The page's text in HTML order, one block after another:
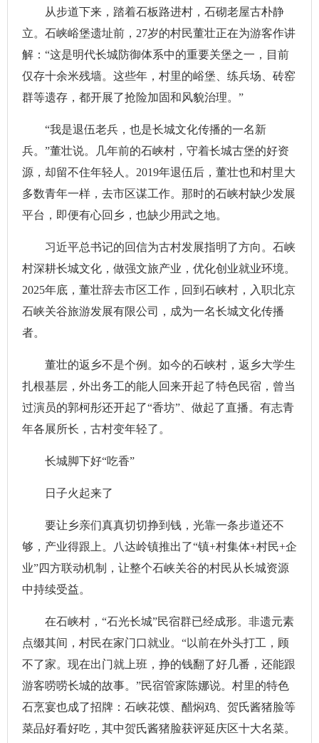
从步道下来，踏着石板路进村，石砌老屋古朴静
立。石峡峪堡遗址前，27岁的村民董壮正在为游客作讲
解：“这是明代长城防御体系中的重要关堡之一，目前
仅存十余米残墙。这些年，村里的峪堡、练兵场、砖窑
群等遗存，都开展了抢险加固和风貌治理。”
“我是退伍老兵，也是长城文化传播的一名新
兵。”董壮说。几年前的石峡村，守着长城古堡的好资
源，却留不住年轻人。2019年退伍后，董壮也和村里大
多数青年一样，去市区谋工作。那时的石峡村缺少发展
平台，即便有心回乡，也缺少用武之地。
习近平总书记的回信为古村发展指明了方向。石峡
村深耕长城文化，做强文旅产业，优化创业就业环境。
2025年底，董壮辞去市区工作，回到石峡村，入职北京
石峡关谷旅游发展有限公司，成为一名长城文化传播
者。
董壮的返乡不是个例。如今的石峡村，返乡大学生
扎根基层，外出务工的能人回来开起了特色民宿，曾当
过演员的郭柯彤还开起了“香坊”、做起了直播。有志青
年各展所长，古村变年轻了。
长城脚下好“吃香”
日子火起来了
要让乡亲们真真切切挣到钱，光靠一条步道还不
够，产业得跟上。八达岭镇推出了“镇+村集体+村民+企
业”四方联动机制，让整个石峡关谷的村民从长城资源
中持续受益。
在石峡村，“石光长城”民宿群已经成形。非遗元素
点缀其间，村民在家门口就业。“以前在外头打工，顾
不了家。现在出门就上班，挣的钱翻了好几番，还能跟
游客唠唠长城的故事。”民宿管家陈娜说。村里的特色
石烹宴也成了招牌：石峡花馍、醋焖鸡、贺氏酱猪脸等
菜品好看好吃，其中贺氏酱猪脸获评延庆区十大名菜。